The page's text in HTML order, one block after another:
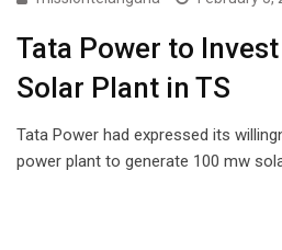
Tata Power to
Solar Plant in TS
Tata Power had expressed its
power plant to generate 100 mw